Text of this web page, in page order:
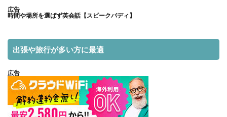
広告
時間や場所を選ばず英会話【スピークバディ】
出張や旅行が多い方に最適
広告